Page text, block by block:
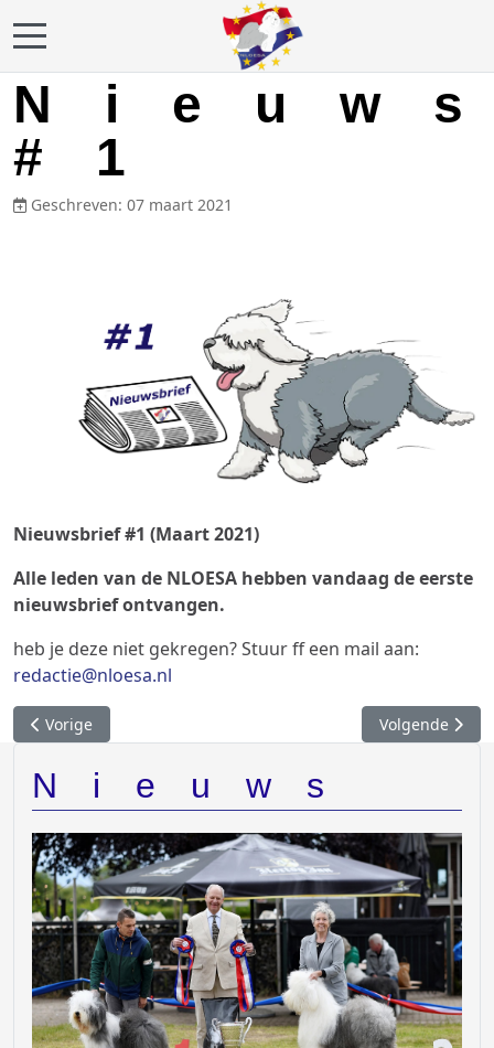
Mobile Menu Toggle
#1
Geschreven: 07 maart 2021
Nieuwsbrief #1 (Maart 2021)
Alle leden van de NLOESA hebben vandaag de eerste
nieuwsbrief ontvangen.
heb je deze niet gekregen? Stuur ff een mail aan:
redactie@nloesa.nl
Previous article: Pups geboren
Vorige Next article:
Volgende
Nieuws